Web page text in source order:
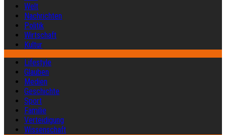
Welt
Nachrichten
Politik
Wirtschaft
Kultur
Lifestyle
Glauben
Medien
Geschichte
Sport
Familie
Verteidigung
Wissenschaft